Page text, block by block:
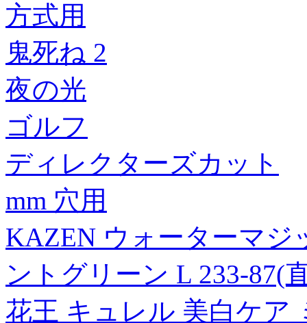
方式用
鬼死ね 2
夜の光
ゴルフ
ディレクターズカット
mm 穴用
KAZEN ウォーターマジ
ントグリーン L 233-87(
花王 キュレル 美白ケア